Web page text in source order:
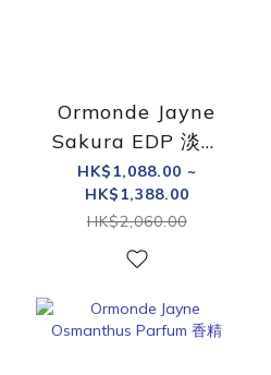
Ormonde Jayne
Sakura EDP 淡香
精
HK$1,088.00 ~
HK$1,388.00
HK$2,060.00